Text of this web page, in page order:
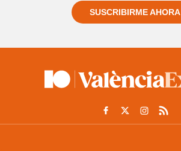
SUSCRIBIRME AHORA